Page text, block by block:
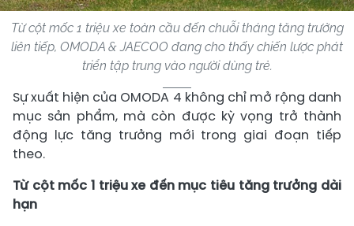
Từ cột mốc 1 triệu xe toàn cầu đến chuỗi tháng tăng trưởng
liên tiếp, OMODA & JAECOO đang cho thấy chiến lược phát
triển tập trung vào người dùng trẻ.
Sự xuất hiện của OMODA 4 không chỉ mở rộng danh
mục sản phẩm, mà còn được kỳ vọng trở thành
động lực tăng trưởng mới trong giai đoạn tiếp
theo.
Từ cột mốc 1 triệu xe đến mục tiêu tăng trưởng dài
hạn